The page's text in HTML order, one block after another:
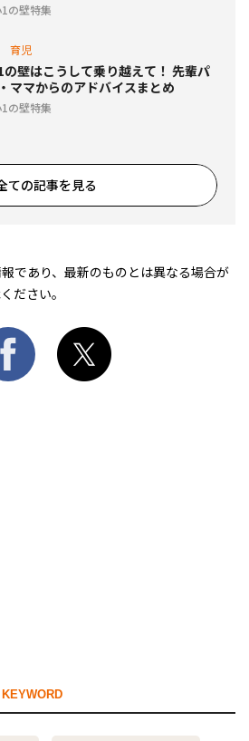
1の壁特集
育児
の壁はこうして乗り越えて！ 先輩パ
ママからのアドバイスまとめ
1の壁特集
ての記事を見る
であり、最新のものとは異なる場合が
ださい。
KEYWORD